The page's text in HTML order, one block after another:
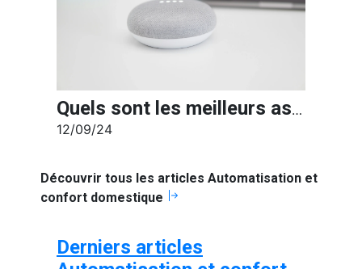
Quels sont les meilleurs assistants vocaux de 2024 ?
12/09/24
Découvrir tous les articles Automatisation et
confort domestique
Derniers articles